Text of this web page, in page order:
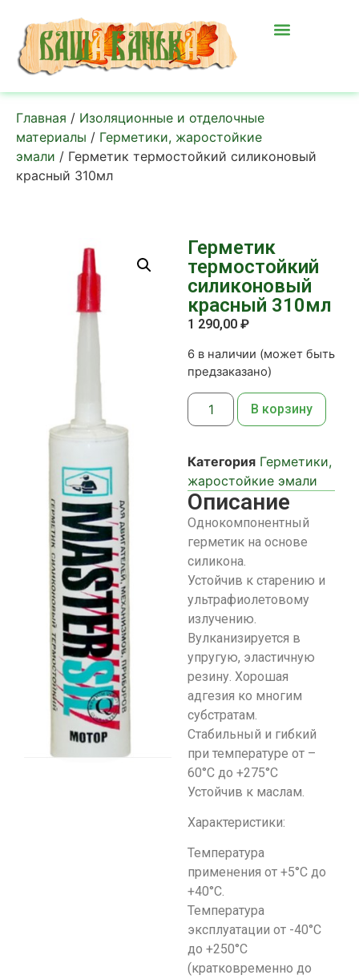
Главная / Изоляционные и отделочные
материалы / Герметики, жаростойкие
эмали / Герметик термостойкий силиконовый
красный 310мл
Герметик
термостойкий
силиконовый
красный 310мл
1 290,00 ₽
6 в наличии (может быть
предзаказано)
В корзину
Категория Герметики,
жаростойкие эмали
Описание
Однокомпонентный
герметик на основе
силикона.
Устойчив к старению и
ультрафиолетовому
излучению.
Вулканизируется в
упругую, эластичную
резину. Хорошая
адгезия ко многим
субстратам.
Стабильный и гибкий
при температуре от –
60°С до +275°С
Устойчив к маслам.
Характеристики:
Температура
применения от +5°С до
+40°С.
Температура
эксплуатации от -40°С
до +250°С
(кратковременно до